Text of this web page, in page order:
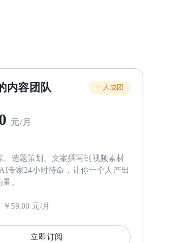
内容团队 一人成团
元/月
、选题策划、文案撰写到视频素材
专家24小时待命，让你一个人产出
。
￥59.00 元/月
立即订阅